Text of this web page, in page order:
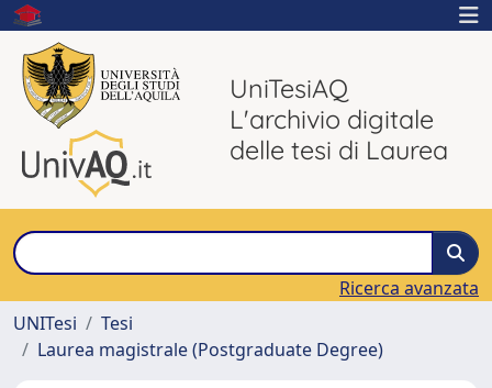
UniTesiAQ
L'archivio digitale
delle tesi di Laurea
Ricerca avanzata
UNITesi
Tesi
Laurea magistrale (Postgraduate Degree)